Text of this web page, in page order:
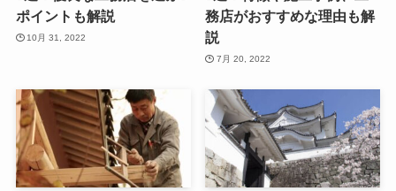
ポイントも解説
10月 31, 2022
務店がおすすめな理由も解
説
7月 20, 2022